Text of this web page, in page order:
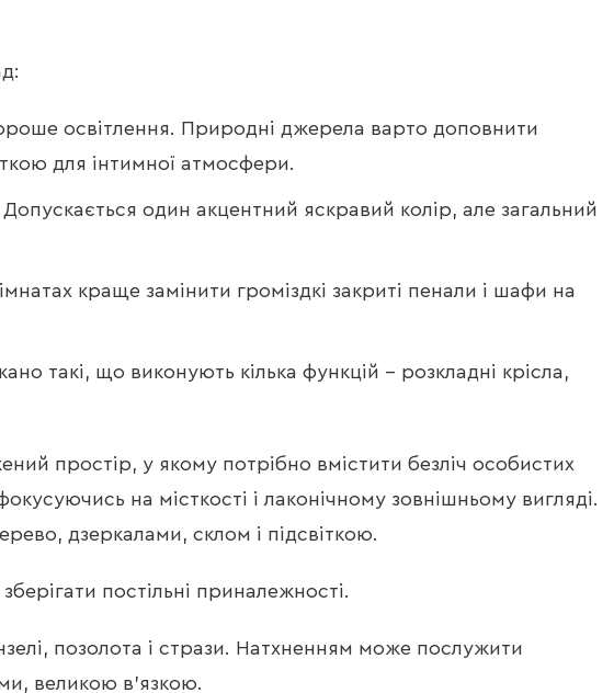
освітлення. Природні джерела варто доповнити
для інтимної атмосфери.
один акцентний яскравий колір, але загальний
краще замінити громіздкі закриті пенали і шафи на
такі, що виконують кілька функцій – розкладні крісла,
простір, у якому потрібно вмістити безліч особистих
на місткості і лаконічному зовнішньому вигляді.
дзеркалами, склом і підсвіткою.
постільні приналежності.
позолота і стрази. Натхненням може послужити
великою в’язкою.